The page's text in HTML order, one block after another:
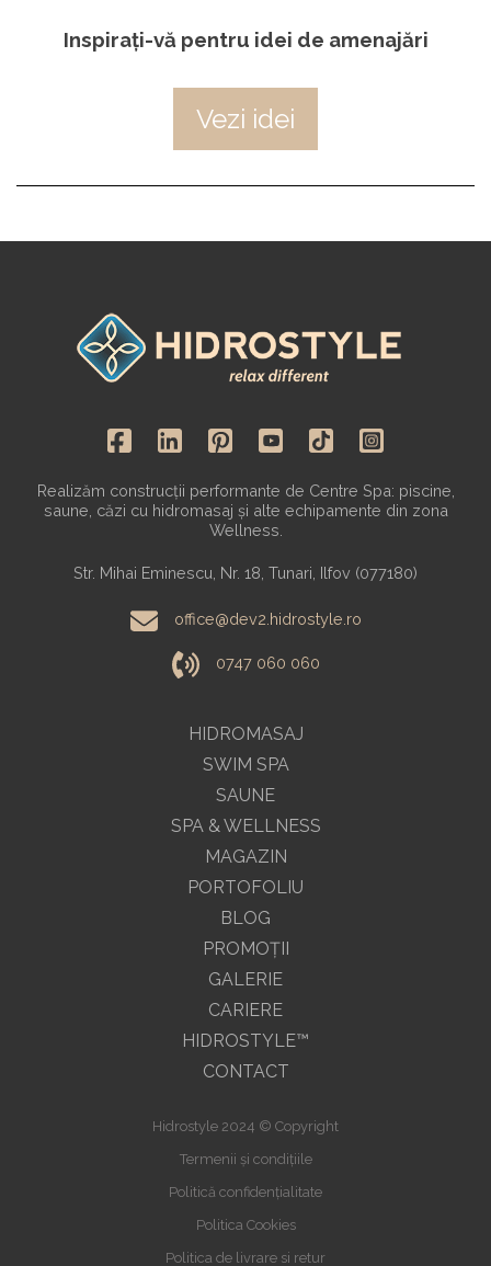
Inspirați-vă pentru idei de amenajări
Vezi idei
HIDROMASAJ
SWIM SPA
SAUNE
SPA & WELLNESS
MAGAZIN
Realizăm construcții performante de Centre Spa: piscine,
saune, căzi cu hidromasaj și alte echipamente din zona
Wellness.
Str. Mihai Eminescu, Nr. 18, Tunari, Ilfov (077180)
office@dev2.hidrostyle.ro
0747 060 060
PORTOFOLIU
BLOG
PROMOŢII
GALERIE
CARIERE
HIDROSTYLE™
CONTACT
Hidrostyle 2024 © Copyright
Termenii și condițiile
Politică confidențialitate
Politica Cookies
Politica de livrare si retur